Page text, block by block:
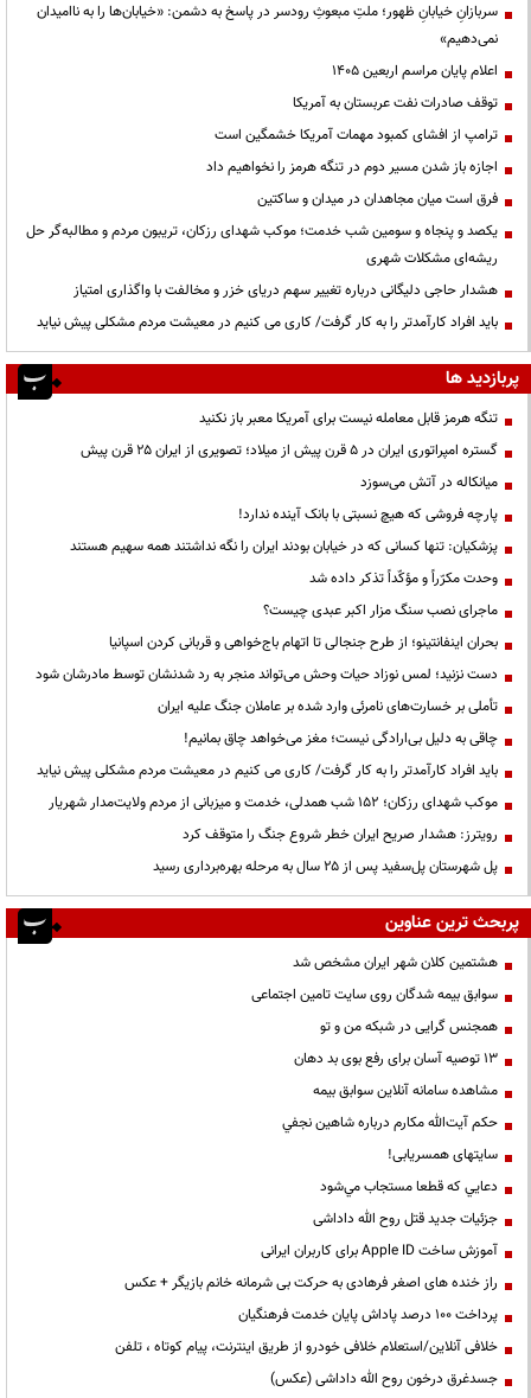
سربازانِ خیابانِ ظهور؛ ملتِ مبعوثِ رودسر در پاسخ به دشمن: «خیابان‌ها را به ناامیدان
نمی‌دهیم»
اعلام پایان مراسم اربعین ۱۴۰۵
توقف صادرات نفت عربستان به آمریکا
ترامپ از افشای کمبود مهمات آمریکا خشمگین است
اجازه باز شدن مسیر دوم در تنگه هرمز را نخواهیم داد
فرق است میان مجاهدان در میدان و ساکتین
یکصد و پنجاه و سومین شب خدمت؛ موکب شهدای رزکان، تریبون مردم و مطالبه‌گر حل
ریشه‌ای مشکلات شهری
هشدار حاجی دلیگانی درباره تغییر سهم دریای خزر و مخالفت با واگذاری امتیاز
باید افراد کارآمدتر را به کار گرفت/ کاری می کنیم در معیشت مردم مشکلی پیش نیاید
پربازدید ها
تنگه هرمز قابل معامله نیست برای آمریکا معبر باز نکنید
گستره امپراتوری ایران در ۵ قرن پیش از میلاد؛ تصویری از ایران ۲۵ قرن پیش
میانکاله در آتش می‌سوزد
پارچه فروشی که هیچ نسبتی با بانک آینده ندارد!
پزشکیان: تنها کسانی که در خیابان بودند ایران را نگه نداشتند همه سهیم هستند
وحدت مکرّراً و مؤکّداً تذکر داده شد
ماجرای نصب سنگ مزار اکبر عبدی چیست؟
بحران اینفانتینو؛ از طرح جنجالی تا اتهام باج‌خواهی و قربانی کردن اسپانیا
دست نزنید؛ لمس نوزاد حیات وحش می‌تواند منجر به رد شدنشان توسط مادرشان شود
تأملی بر خسارت‌های نامرئی وارد شده بر عاملان جنگ علیه ایران
چاقی به دلیل بی‌ارادگی نیست؛ مغز می‌خواهد چاق بمانیم!
باید افراد کارآمدتر را به کار گرفت/ کاری می کنیم در معیشت مردم مشکلی پیش نیاید
موکب شهدای رزکان؛ ۱۵۲ شب همدلی، خدمت و میزبانی از مردم ولایت‌مدار شهریار
رویترز: هشدار صریح ایران خطر شروع جنگ را متوقف کرد
پل شهرستان پل‌سفید پس از ۲۵ سال به مرحله بهره‌برداری رسید
پربحث ترین عناوین
هشتمین کلان شهر ایران مشخص شد
سوابق بیمه شدگان روی سایت تامین اجتماعی
همجنس گرایی در شبکه من و تو
13 توصیه آسان برای رفع بوی بد دهان
مشاهده سامانه آنلاين سوابق بیمه
حكم آيت‌الله مكارم درباره شاهين نجفي
سایتهای همسریابی!
دعايي كه قطعا مستجاب مي‌شود
جزئیات جدید قتل روح الله داداشی
آموزش ساخت Apple ID برای کاربران ایرانی
راز خنده های اصغر فرهادی به حرکت بی شرمانه خانم بازیگر + عکس
پرداخت ۱۰۰ درصد پاداش پایان خدمت فرهنگیان
خلافی آنلاین/استعلام خلافی خودرو از طریق اینترنت، پیام کوتاه ، تلفن
جسدغرق درخون روح الله داداشی (عکس)